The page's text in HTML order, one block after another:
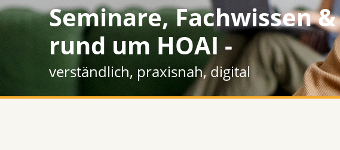
Seminare, Fachwissen
rund um HOAI -
verständlich, praxisnah, digital